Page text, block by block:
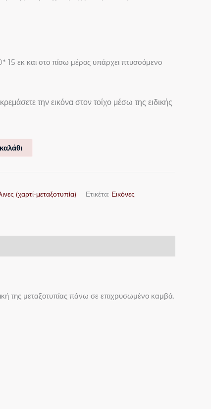
15 εκ και στο πίσω μέρος υπάρχει πτυσσόμενο
την εικόνα στον τοίχο μέσω της ειδικής
(χαρτί-μεταξοτυπία) Ετικέτα: Εικόνες
της μεταξοτυπίας πάνω σε επιχρυσωμένο καμβά.